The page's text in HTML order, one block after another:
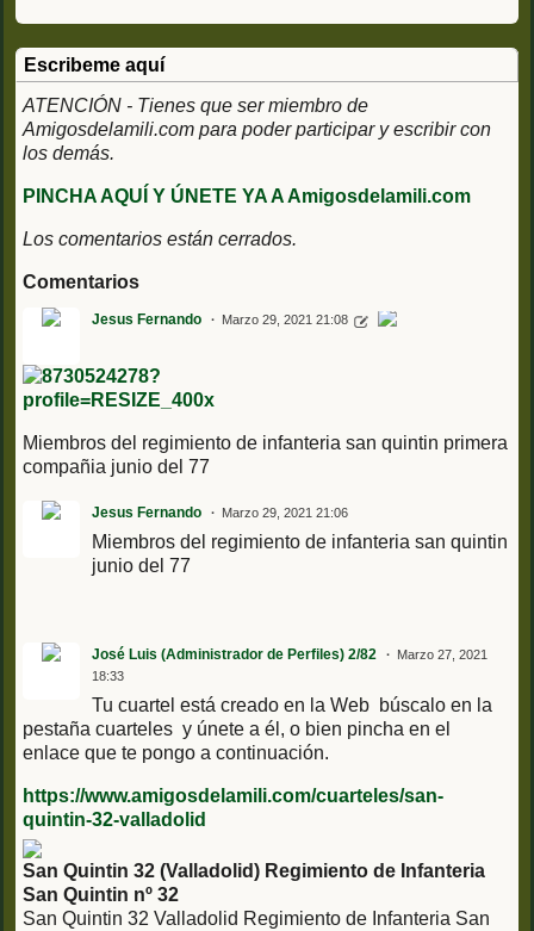
Escribeme aquí
ATENCIÓN - Tienes que ser miembro de
Amigosdelamili.com para poder participar y escribir con
los demás.
PINCHA AQUÍ Y ÚNETE YA A Amigosdelamili.com
Los comentarios están cerrados.
Comentarios
Jesus Fernando Marzo 29, 2021 21:08
Miembros del regimiento de infanteria san quintin primera
compañia junio del 77
Jesus Fernando Marzo 29, 2021 21:06
Miembros del regimiento de infanteria san quintin
junio del 77
José Luis (Administrador de Perfiles) 2/82
Marzo 27, 2021
18:33
Tu cuartel está creado en la Web búscalo en la
pestaña cuarteles y únete a él, o bien pincha en el
enlace que te pongo a continuación.
https://www.amigosdelamili.com/cuarteles/san-
quintin-32-valladolid
San Quintin 32 (Valladolid) Regimiento de Infanteria
San Quintin nº 32
San Quintin 32 Valladolid Regimiento de Infanteria San